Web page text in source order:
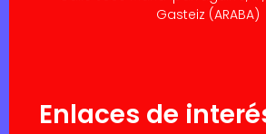
Gasteiz (ARABA)
Enlaces de